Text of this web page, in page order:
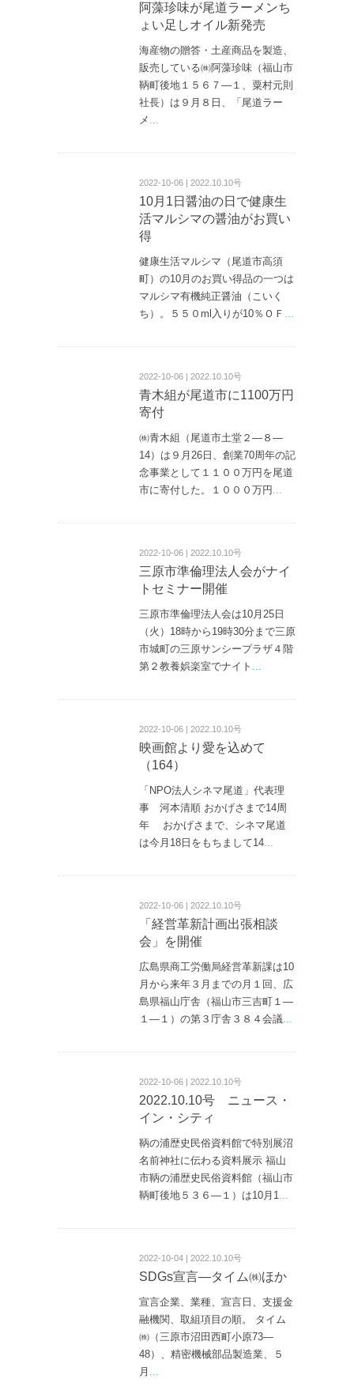
阿藻珍味が尾道ラーメンち
ょい足しオイル新発売
海産物の贈答・土産商品を製造、
販売している㈱阿藻珍味（福山市
鞆町後地１５６７—１、粟村元則
社長）は９月８日、「尾道ラー
メ
2022-10-06 | 2022.10.10号
10月1日醤油の日で健康生
活マルシマの醤油がお買い
得
健康生活マルシマ（尾道市高須
町）の10月のお買い得品の一つは
マルシマ有機純正醤油（こいく
ち）。５５０ml入りが10％ＯＦ
2022-10-06 | 2022.10.10号
青木組が尾道市に1100万円
寄付
㈱青木組（尾道市土堂２—８—
14）は９月26日、創業70周年の記
念事業として１１００万円を尾道
市に寄付した。１０００万円
2022-10-06 | 2022.10.10号
三原市準倫理法人会がナイ
トセミナー開催
三原市準倫理法人会は10月25日
（火）18時から19時30分まで三原
市城町の三原サンシープラザ４階
第２教養娯楽室でナイト
2022-10-06 | 2022.10.10号
映画館より愛を込めて
（164）
「NPO法人シネマ尾道」代表理
事 河本清順 おかげさまで14周
年 おかげさまで、シネマ尾道
は今月18日をもちまして14
2022-10-06 | 2022.10.10号
「経営革新計画出張相談
会」を開催
広島県商工労働局経営革新課は10
月から来年３月までの月１回、広
島県福山庁舎（福山市三吉町１—
１—１）の第３庁舎３８４会議
2022-10-06 | 2022.10.10号
2022.10.10号 ニュース・
イン・シティ
鞆の浦歴史民俗資料館で特別展沼
名前神社に伝わる資料展示 福山
市鞆の浦歴史民俗資料館（福山市
鞆町後地５３６—１）は10月1
2022-10-04 | 2022.10.10号
SDGs宣言―タイム㈱ほか
宣言企業、業種、宣言日、支援金
融機関、取組項目の順。 タイム
㈱（三原市沼田西町小原73—
48）、精密機械部品製造業、５
月